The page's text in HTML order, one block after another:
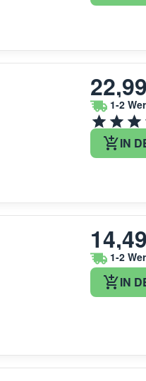
1-2
IN
1-2
IN